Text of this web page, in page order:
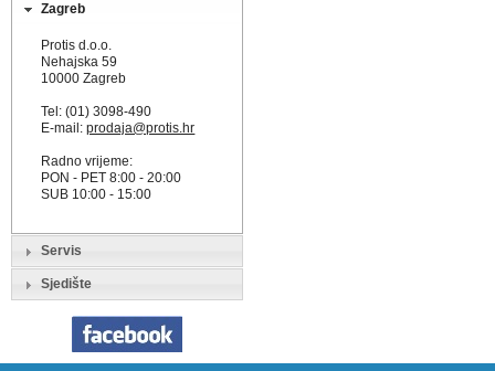
Zagreb
Protis d.o.o.
Nehajska 59
10000 Zagreb
Tel: (01) 3098-490
E-mail:prodaja@protis.hr
Radno vrijeme:
PON - PET 8:00 - 20:00
SUB 10:00 - 15:00
Servis
Sjedište